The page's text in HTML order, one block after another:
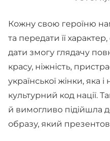
Кожну свою героїню
та передати її
дати змогу глядачу
красу, ніжність,
української жінки, яка
культурний код нації.
й вимогливо підійшла
образу, який